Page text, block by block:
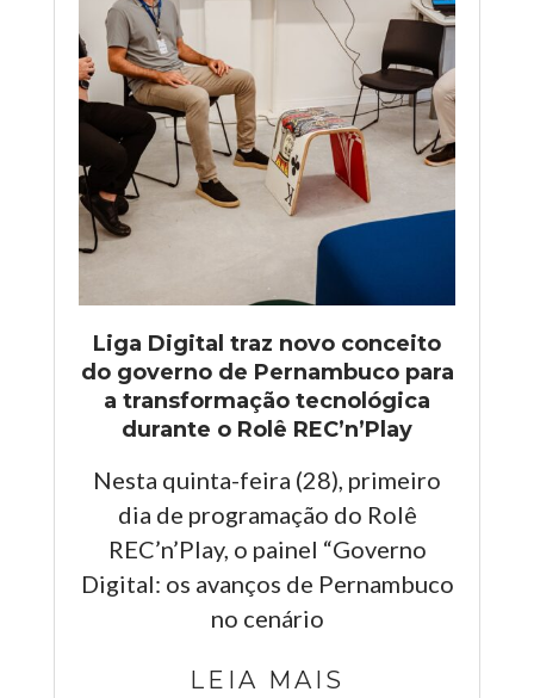
Liga Digital traz novo conceito
do governo de Pernambuco para
a transformação tecnológica
durante o Rolê REC’n’Play
Nesta quinta-feira (28), primeiro
dia de programação do Rolê
REC’n’Play, o painel “Governo
Digital: os avanços de Pernambuco
no cenário
LEIA MAIS